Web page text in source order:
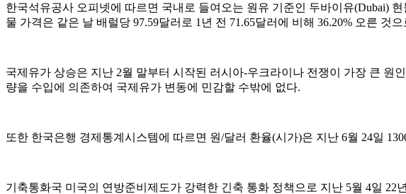
한국석유공사 오피넷에 따르면 국내로 들여오는 원유 기준인 두바이유(Dubai)
물 가격은 같은 날 배럴당 97.59달러로 1년 전 71.65달러에 비해 36.20% 오른 것
국제유가 상승은 지난 2월 말부터 시작된 러시아-우크라이나 전쟁이 가장 큰
량을 수입에 의존하여 국제유가 변동에 민감할 수밖에 없다.
또한 한국은행 경제통계시스템에 따르면 원/달러 환율(시가)은 지난 6월 24일
기축통화국 미국의 연방준비제도가 강력한 긴축 통화 정책으로 지난 5월 4일